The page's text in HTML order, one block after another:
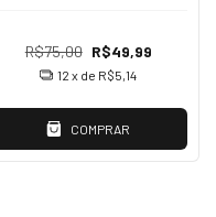
R$75,00 R$49,99
12 x de R$5,14
COMPRAR